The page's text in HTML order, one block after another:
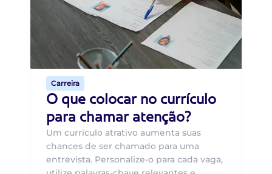
Carreira
O que colocar no currículo
para chamar atenção?
Um currículo atrativo aumenta suas
chances de ser chamado para uma
entrevista. Personalize-o para cada vaga,